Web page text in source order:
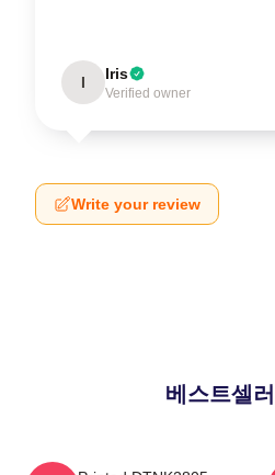
I Iris
Verified owner
Write your review
베스트셀